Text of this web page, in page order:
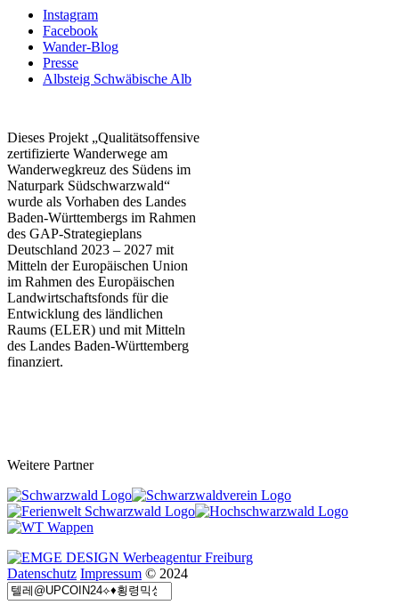
Instagram
Facebook
Wander-Blog
Presse
Albsteig Schwäbische Alb
Dieses Projekt „Qualitätsoffensive
zertifizierte Wanderwege am
Wanderwegkreuz des Südens im
Naturpark Südschwarzwald“
wurde als Vorhaben des Landes
Baden-Württembergs im Rahmen
des GAP-Strategieplans
Deutschland 2023 – 2027 mit
Mitteln der Europäischen Union
im Rahmen des Europäischen
Landwirtschaftsfonds für die
Entwicklung des ländlichen
Raums (ELER) und mit Mitteln
des Landes Baden-Württemberg
finanziert.
Weitere Partner
Datenschutz Impressum © 2024